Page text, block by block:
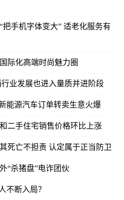
手机字体变大” 适老化服务有
际化高端时尚魅力圈
业发展也进入量质并进阶段
能源汽车订单转卖生意火爆
二手住宅销售价格环比上涨
死亡不担责 认定属于正当防卫
“杀猪盘”电诈团伙
不断入局？